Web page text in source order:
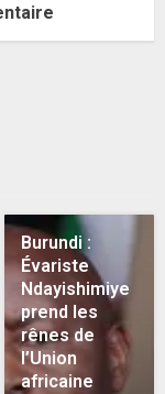
Burundi :
Évariste
Ndayishimiye
prend les
rênes de
l’Union
africaine